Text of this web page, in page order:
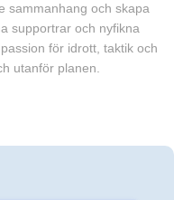
sammanhang och skapa
supportrar och nyfikna
för idrott, taktik och
utanför planen.